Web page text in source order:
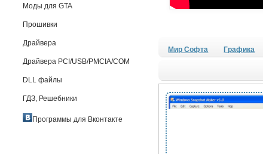
Моды для GTA
Прошивки
Драйвера
Драйвера PCI/USB/PMCIA/COM
DLL файлы
ГДЗ, Решебники
Программы для Вконтакте
Мир Софта Графика